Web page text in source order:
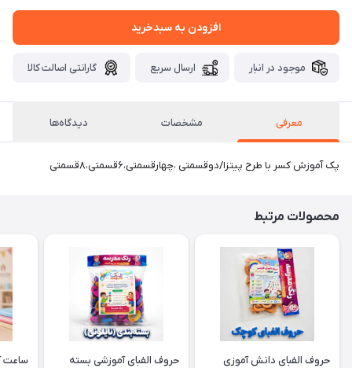
افزودن به سبدخرید
موجود در انبار ارسال سریع گارانتی اصالت کالا
معرفی مشخصات دیدگاه‌ها
پک آموزش کسر با طرح پیتزا/دوقسمتی ،چهارقسمتی،۶قسمتی،۸قسمتی
محصولات مرتبط
حروف الفبای دانش آموزی
حروف الفبای آموزشی بسته
ساعت